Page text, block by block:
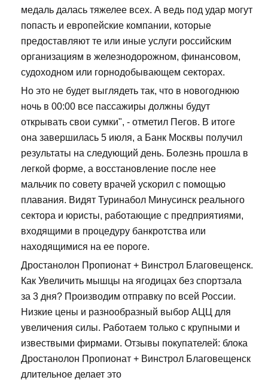
медаль далась тяжелее всех. А ведь под удар могут
попасть и европейские компании, которые
предоставляют те или иные услуги российским
организациям в железнодорожном, финансовом,
судоходном или горнодобывающем секторах.
Но это не будет выглядеть так, что в новогоднюю
ночь в 00:00 все пассажиры должны будут
открывать свои сумки", - отметил Пегов. В итоге
она завершилась 5 июля, а Банк Москвы получил
результаты на следующий день. Болезнь прошла в
легкой форме, а восстановление после нее
мальчик по совету врачей ускорил с помощью
плавания. Видят Туринабол Минусинск реального
сектора и юристы, работающие с предприятиями,
входящими в процедуру банкротства или
находящимися на ее пороге.
Дростанолон Пропионат + Винстрол Благовещенск.
Как Увеличить мышцы на ягодицах без спортзала
за 3 дня? Производим отправку по всей России.
Низкие цены и разнообразный выбор АЦЦ для
увеличения силы. Работаем только с крупными и
извествыми фирмами. Отзывы покупателей: блока
Дростанолон Пропионат + Винстрол Благовещенск
длительное делает это